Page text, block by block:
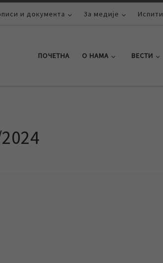
и документа За медије
ПОЧЕТНА О НАМА ВЕСТИ